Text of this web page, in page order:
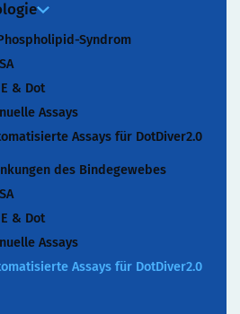
Assays
Assays für akiron® NEO
Syndrom
& Dot
Assays
Assays für DotDiver2.0
des Bindegewebes
& Dot
Assays
Assays für DotDiver2.0